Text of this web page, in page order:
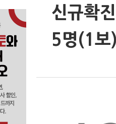
신규확
5명(1보)